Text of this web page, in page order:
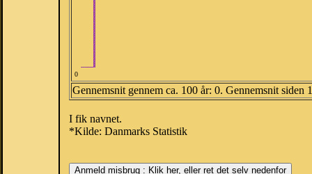
0
Gennemsnit gennem ca. 100 år: 0. Gennemsnit siden
I fik navnet.
*Kilde: Danmarks Statistik